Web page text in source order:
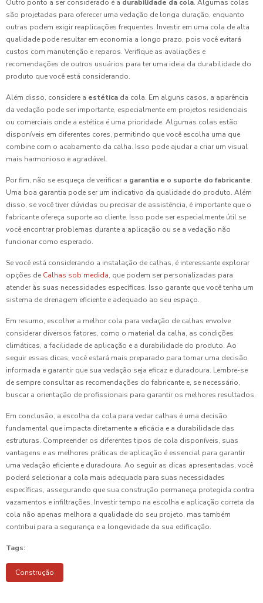
Outro ponto a ser considerado é a durabilidade da cola. Algumas colas
são projetadas para oferecer uma vedação de longa duração, enquanto
outras podem exigir reaplicações frequentes. Investir em uma cola de alta
qualidade pode resultar em economia a longo prazo, pois você evitará
custos com manutenção e reparos. Verifique as avaliações e
recomendações de outros usuários para ter uma ideia da durabilidade do
produto que você está considerando.
Além disso, considere a estética da cola. Em alguns casos, a aparência
da vedação pode ser importante, especialmente em projetos residenciais
ou comerciais onde a estética é uma prioridade. Algumas colas estão
disponíveis em diferentes cores, permitindo que você escolha uma que
combine com o acabamento da calha. Isso pode ajudar a criar um visual
mais harmonioso e agradável.
Por fim, não se esqueça de verificar a garantia e o suporte do fabricante.
Uma boa garantia pode ser um indicativo da qualidade do produto. Além
disso, se você tiver dúvidas ou precisar de assistência, é importante que o
fabricante ofereça suporte ao cliente. Isso pode ser especialmente útil se
você encontrar problemas durante a aplicação ou se a vedação não
funcionar como esperado.
Se você está considerando a instalação de calhas, é interessante explorar
opções de Calhas sob medida, que podem ser personalizadas para
atender às suas necessidades específicas. Isso garante que você tenha um
sistema de drenagem eficiente e adequado ao seu espaço.
Em resumo, escolher a melhor cola para vedação de calhas envolve
considerar diversos fatores, como o material da calha, as condições
climáticas, a facilidade de aplicação e a durabilidade do produto. Ao
seguir essas dicas, você estará mais preparado para tomar uma decisão
informada e garantir que sua vedação seja eficaz e duradoura. Lembre-se
de sempre consultar as recomendações do fabricante e, se necessário,
buscar a orientação de profissionais para garantir os melhores resultados.
Em conclusão, a escolha da cola para vedar calhas é uma decisão
fundamental que impacta diretamente a eficácia e a durabilidade das
estruturas. Compreender os diferentes tipos de cola disponíveis, suas
vantagens e as melhores práticas de aplicação é essencial para garantir
uma vedação eficiente e duradoura. Ao seguir as dicas apresentadas, você
poderá selecionar a cola mais adequada para suas necessidades
específicas, assegurando que sua construção permaneça protegida contra
vazamentos e infiltrações. Investir tempo na escolha e aplicação correta da
cola não apenas melhora a qualidade do seu projeto, mas também
contribui para a segurança e a longevidade da sua edificação.
Tags:
Construção